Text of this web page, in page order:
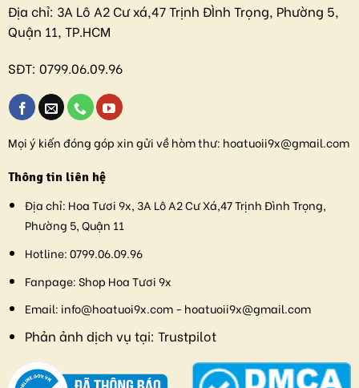
Địa chỉ: 3A Lô A2 Cư xá,47 Trịnh ĐÌnh Trọng, Phường 5,
Quận 11, TP.HCM
SĐT: 0799.06.09.96
Mọi ý kiến đóng góp xin gửi về hòm thư: hoatuoii9x@gmail.com
Thông tin liên hệ
Địa chỉ: Hoa Tươi 9x, 3A Lô A2 Cư Xá,47 Trịnh Đình Trọng,
Phường 5, Quận 11
Hotline:0799.06.09.96
Fanpage:Shop Hoa Tươi 9x
Email: info@hoatuoi9x.com - hoatuoii9x@gmail.com
Phản ảnh dịch vụ tại: Trustpilot